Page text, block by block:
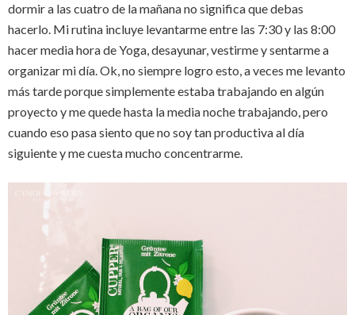
dormir a las cuatro de la mañana no significa que debas
hacerlo. Mi rutina incluye levantarme entre las 7:30 y las 8:00
hacer media hora de Yoga, desayunar, vestirme y sentarme a
organizar mi día. Ok, no siempre logro esto, a veces me levanto
más tarde porque simplemente estaba trabajando en algún
proyecto y me quede hasta la media noche trabajando, pero
cuando eso pasa siento que no soy tan productiva al día
siguiente y me cuesta mucho concentrarme.